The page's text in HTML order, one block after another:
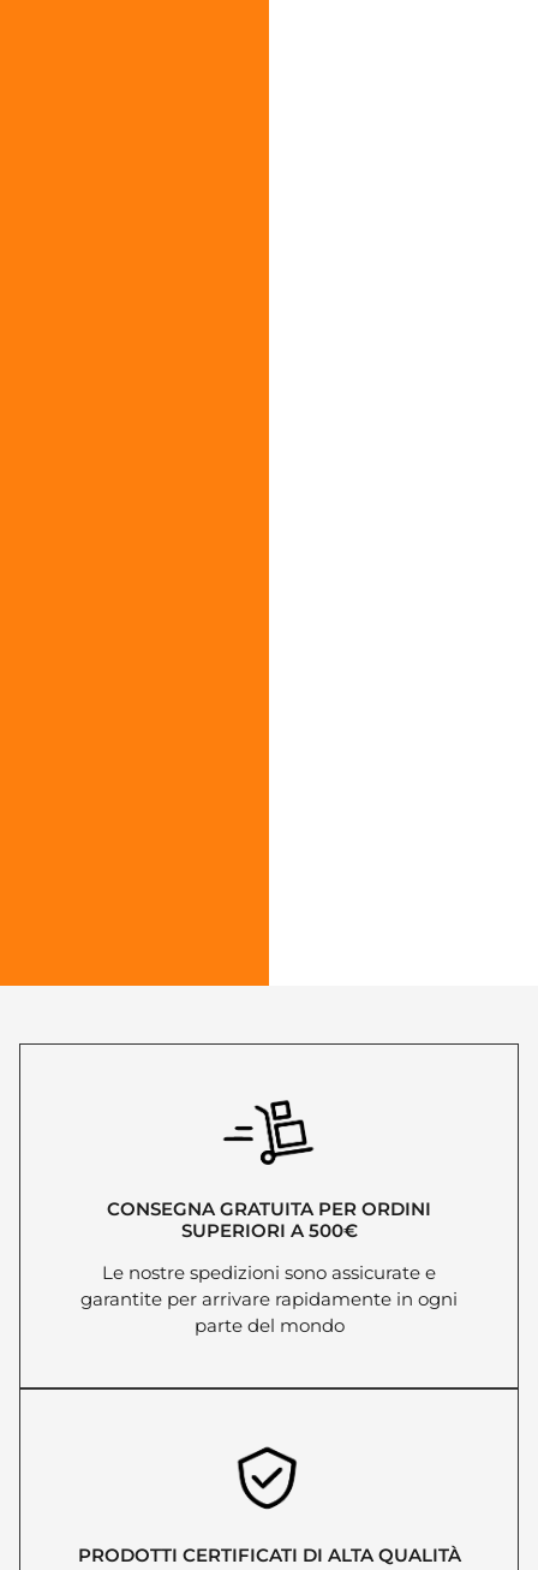
CONSEGNA GRATUITA PER ORDINI
SUPERIORI A 500€
Le nostre spedizioni sono assicurate e
garantite per arrivare rapidamente in ogni
parte del mondo
PRODOTTI CERTIFICATI DI ALTA QUALITÀ